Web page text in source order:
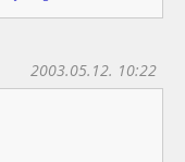
2003.05.12. 10:22